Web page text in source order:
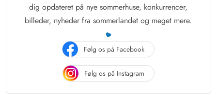
dig opdateret på nye sommerhuse, konkurrencer,
billeder, nyheder fra sommerlandet og meget mere.
Følg os på Facebook
Følg os på Instagram